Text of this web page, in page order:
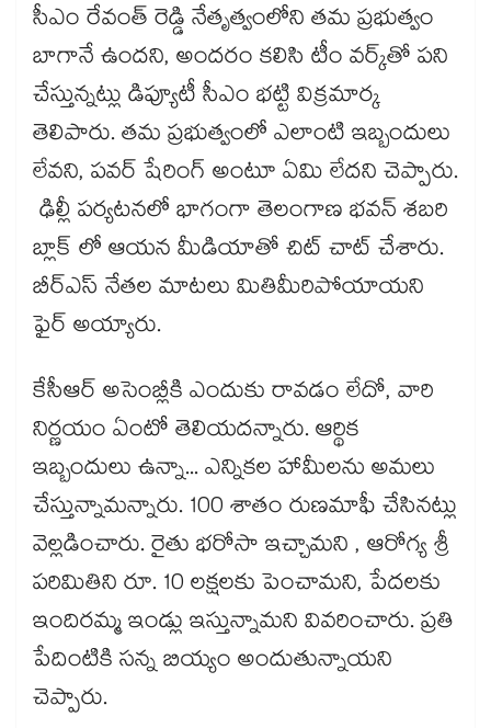
సీఎం రేవంత్ రెడ్డి నేతృత్వంలోని తమ ప్రభుత్వం
బాగానే ఉందని, అందరం కలిసి టీం వర్క్‌‌‌‌‌‌‌‌‌‌‌‌‌‌‌‌తో పని
చేస్తున్నట్లు డిప్యూటీ సీఎం భట్టి విక్రమార్క
తెలిపారు. తమ ప్రభుత్వంలో ఎలాంటి ఇబ్బందులు
లేవని, పవర్ షేరింగ్ అంటూ ఏమి లేదని చెప్పారు.
ఢిల్లీ పర్యటనలో భాగంగా తెలంగాణ భవన్ శబరి
బ్లాక్ లో ఆయన మీడియాతో చిట్ చాట్ చేశారు.
బీర్ఎస్ నేతల మాటలు మితిమీరిపోయాయని
ఫైర్ అయ్యారు.
కేసీఆర్ అసెంబ్లీకి ఎందుకు రావడం లేదో, వారి
నిర్ణయం ఏంటో తెలియదన్నారు. ఆర్థిక
ఇబ్బందులు ఉన్నా... ఎన్నికల హామీలను అమలు
చేస్తున్నామన్నారు. 100 శాతం రుణమాఫీ చేసినట్లు
వెల్లడించారు. రైతు భరోసా ఇచ్చామని , ఆరోగ్య శ్రీ
పరిమితిని రూ. 10 లక్షలకు పెంచామని, పేదలకు
ఇందిరమ్మ ఇండ్లు ఇస్తున్నామని వివరించారు. ప్రతి
పేదింటికి సన్న బియ్యం అందుతున్నాయని
చెప్పారు.